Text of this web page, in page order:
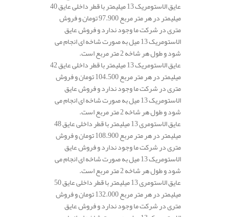
عایق الاستومریک 13 میلیمتر با قطر داخلی عایق 40
میلیمتر در هر متر مربع 97.900 تومان و فروش
متری در شرکت ما وجود ندارد و فروش عایق
الاستومریک 13 میل به صورت شاخه ای انجام می
شود و طول هر شاخه 2 متر مربع است.
عایق الاستومریک 13 میلیمتر با قطر داخلی عایق 42
میلیمتر در هر متر مربع 104.500 تومان و فروش
متری در شرکت ما وجود ندارد و فروش عایق
الاستومریک 13 میل به صورت شاخه ای انجام می
شود و طول هر شاخه 2 متر مربع است.
عایق الاستومری 13 میلیمتر با قطر داخلی عایق 48
میلیمتر در هر متر مربع 108.900 تومان و فروش
متری در شرکت ما وجود ندارد و فروش عایق
الاستومریک 13 میل به صورت شاخه ای انجام می
شود و طول هر شاخه 2 متر مربع است.
عایق الاستومری 13 میلیمتر با قطر داخلی عایق 50
میلیمتر در هر متر مربع 132.000 تومان و فروش
متری در شرکت ما وجود ندارد و فروش عایق